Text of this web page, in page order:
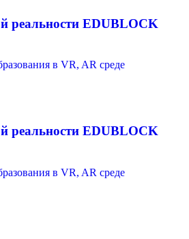
реальности EDUBLOCK
в VR, AR среде
реальности EDUBLOCK
в VR, AR среде